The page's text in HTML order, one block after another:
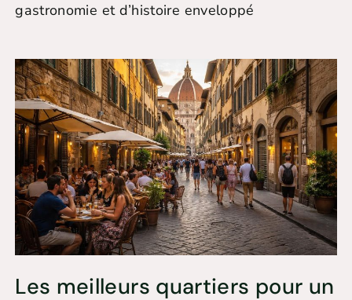
gastronomie et d’histoire enveloppé
Les meilleurs quartiers pour un